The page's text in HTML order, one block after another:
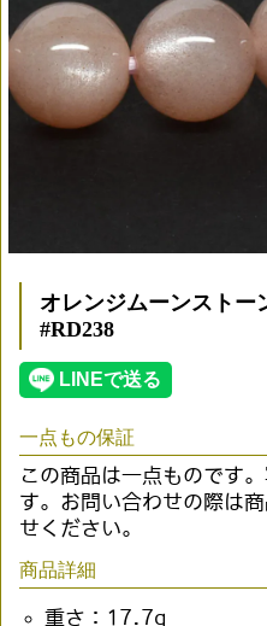
オレンジムーンストー
#RD238
一点もの保証
この商品は一点ものです
す。お問い合わせの際は
せください。
商品詳細
重さ：17.7g